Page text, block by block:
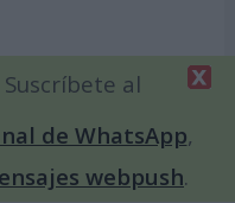
Suscríbete al
de WhatsApp,
webpush.